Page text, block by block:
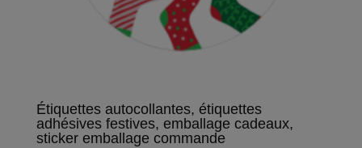
Étiquettes autocollantes, étiquettes
adhésives festives, emballage cadeaux,
sticker emballage commande